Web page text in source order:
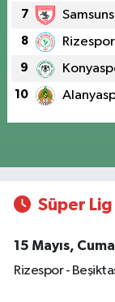
7
8 Rizespor
9
10
Süper
15 Mayıs, Cuma
Rizespor -